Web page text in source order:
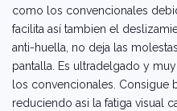
como los convencionales
facilita así tambien el
anti-huella, no deja las
pantalla. Es ultradelgado y
los convencionales. Consigue
reduciendo asi la fatiga visual